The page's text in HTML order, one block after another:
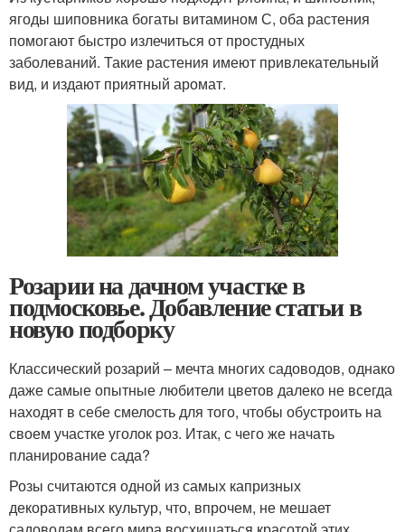
ягоды шиповника богаты витамином С, оба растения
помогают быстро излечиться от простудных
заболеваний. Такие растения имеют привлекательный
вид, и издают приятный аромат.
Розарии на дачном участке в
подмосковье. Добавление статьи в
новую подборку
Классический розарий – мечта многих садоводов, однако
даже самые опытные любители цветов далеко не всегда
находят в себе смелость для того, чтобы обустроить на
своем участке уголок роз. Итак, с чего же начать
планирование сада?
Розы считаются одной из самых капризных
декоративных культур, что, впрочем, не мешает